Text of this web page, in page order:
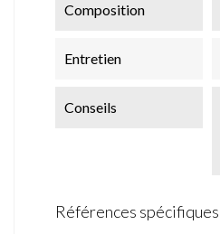
Composition
Entretien
Conseils
Références spécifiques